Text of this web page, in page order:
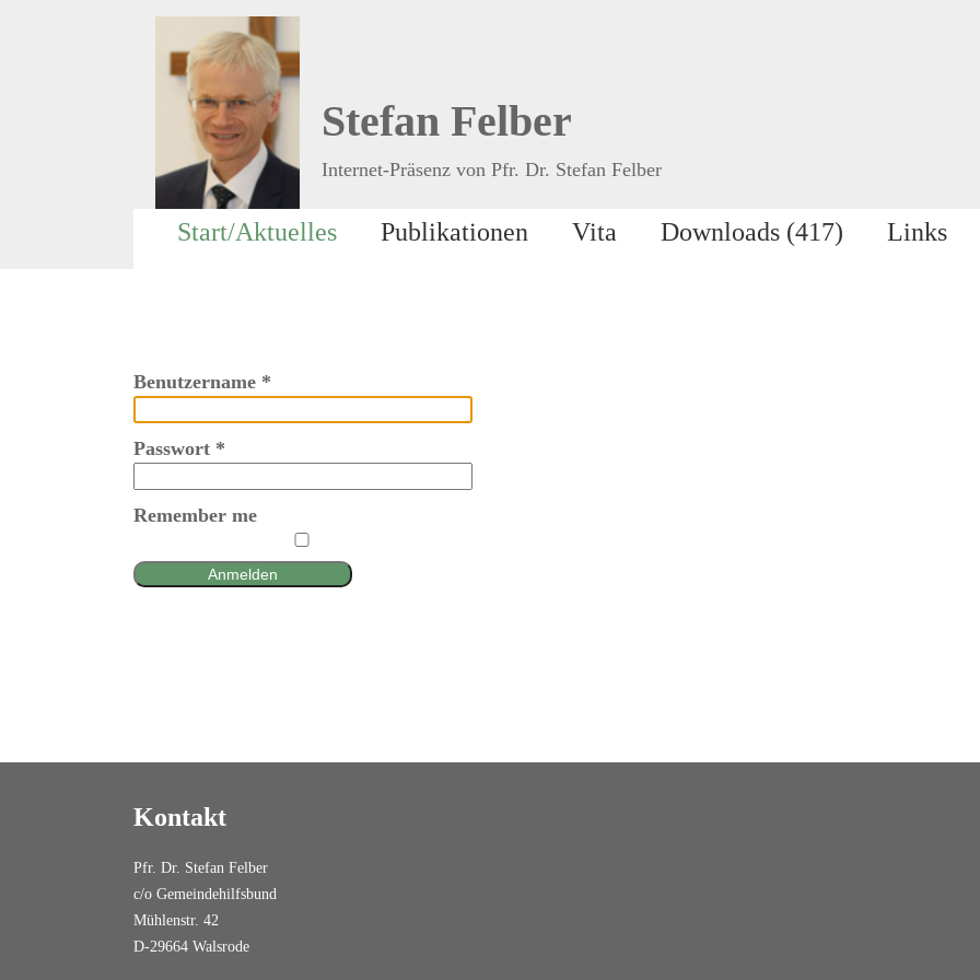
Stefan Felber
Internet-Präsenz von Pfr. Dr. Stefan Felber
Start/Aktuelles Publikationen Vita Downloads (417) Links
Benutzername *
Passwort *
Remember me
Anmelden
Kontakt
Pfr. Dr. Stefan Felber
c/o Gemeindehilfsbund
Mühlenstr. 42
D-29664 Walsrode